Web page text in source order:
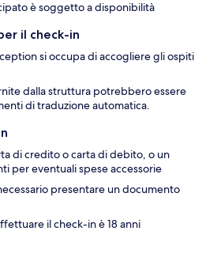
è soggetto a disponibilità
il check-in
si occupa di accogliere gli ospiti
dalla struttura potrebbero essere
di traduzione automatica.
di credito o carta di debito, o un
per eventuali spese accessorie
presentare un documento
il check-in è 18 anni